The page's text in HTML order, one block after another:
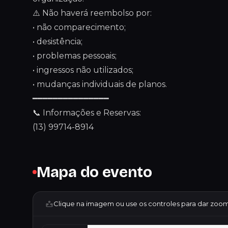
⚠️ Não haverá reembolso por:
• não comparecimento;
• desistência;
• problemas pessoais;
• ingressos não utilizados;
• mudanças individuais de planos.
━━━━━━━━━━━━━━━
📞 Informações e Reservas:
(13) 99714-8914
Mapa do evento
Clique na imagem ou use os controles para dar